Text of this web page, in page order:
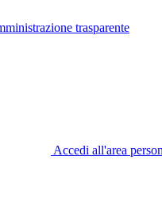
trasparente
Accedi all'area